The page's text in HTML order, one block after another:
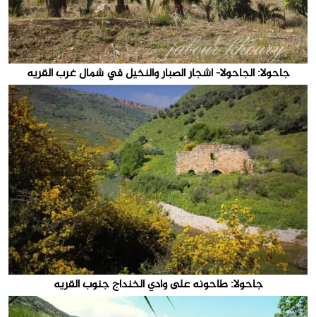
جاحولا: الجاحولا- اشجار الصبار والنخيل في شمال غرب القريه
جاحولا: طاحونه على وادي الخنداج جنوب القريه